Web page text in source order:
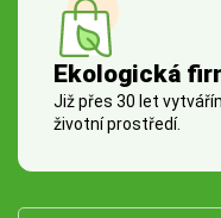
Ekologická
Již přes 30 let
životní prostředí.